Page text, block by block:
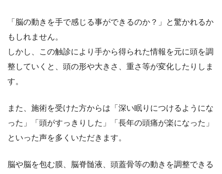
「脳の動きを手で感じる事ができるのか？」と驚かれるか
もしれません。
しかし、この触診により手から得られた情報を元に頭を調
整していくと、頭の形や大きさ、重さ等が変化したりしま
す。
また、施術を受けた方からは「深い眠りにつけるようにな
った」「頭がすっきりした」「長年の頭痛が楽になった」
といった声を多くいただきます。
脳や脳を包む膜、脳脊髄液、頭蓋骨等の動きを調整できる